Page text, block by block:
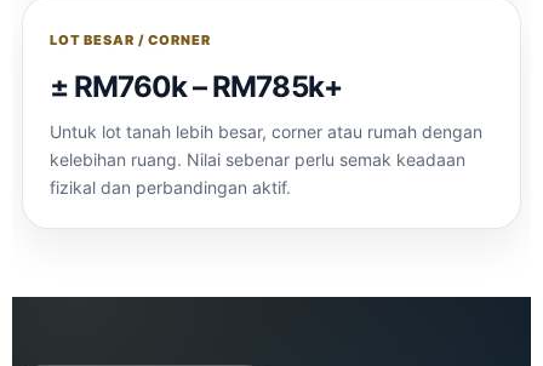
LOT BESAR / CORNER
± RM760k – RM785k+
Untuk lot tanah lebih besar, corner atau rumah dengan
kelebihan ruang. Nilai sebenar perlu semak keadaan
fizikal dan perbandingan aktif.